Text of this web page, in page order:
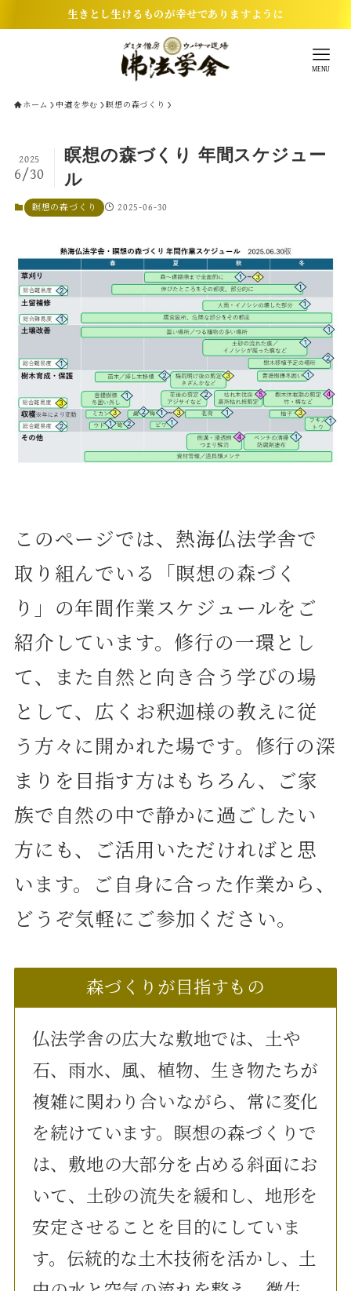
生きとし生けるものが幸せでありますように
MENU
ホーム 中道を歩む 瞑想の森づくり
瞑想の森づくり 年間スケジュー
ル
2025
6/30
瞑想の森づくり 2025-06-30
このページでは、熱海仏法学舎で
取り組んでいる「瞑想の森づく
り」の年間作業スケジュールをご
紹介しています。修行の一環とし
て、また自然と向き合う学びの場
として、広くお釈迦様の教えに従
う方々に開かれた場です。修行の深
まりを目指す方はもちろん、ご家
族で自然の中で静かに過ごしたい
方にも、ご活用いただければと思
います。ご自身に合った作業から、
どうぞ気軽にご参加ください。
森づくりが目指すもの
仏法学舎の広大な敷地では、土や
石、雨水、風、植物、生き物たちが
複雑に関わり合いながら、常に変化
を続けています。瞑想の森づくりで
は、敷地の大部分を占める斜面にお
いて、土砂の流失を緩和し、地形を
安定させることを目的にしていま
す。伝統的な土木技術を活かし、土